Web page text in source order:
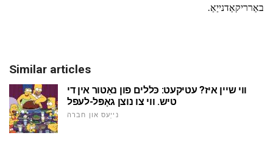
באַרריקאַדנייַאַ.
Similar articles
ווי שיין איז? עטיקעט: כּללים פון נאַטור אין די
טיש. ווי צו נוצן גאָפּל-לעפל
נייַעס און חברה